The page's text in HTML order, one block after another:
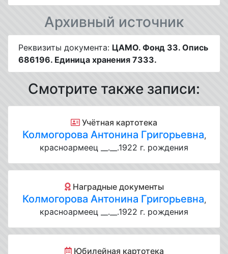
Архивный источник
Реквизиты документа: ЦАМО. Фонд 33. Опись
686196. Единица хранения 7333.
Смотрите также записи:
Учётная картотека
Колмогорова Антонина Григорьевна,
красноармеец __.__.1922 г. рождения
Наградные документы
Колмогорова Антонина Григорьевна,
красноармеец __.__.1922 г. рождения
Юбилейная картотека